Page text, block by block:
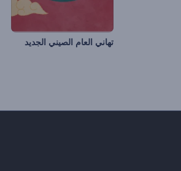
تهاني العام الصيني الجديد